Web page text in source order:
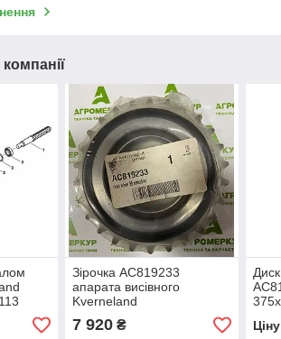
Зірочка AC819233
апарата висівного
Kverneland
7 920₴